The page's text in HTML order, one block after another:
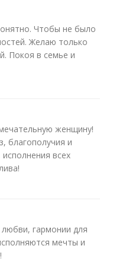
Чтобы не было
Желаю только
Покоя в семье и
женщину!
благополучия и
всех
гармонии для
мечты и